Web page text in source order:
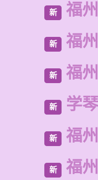
新 福
新 福
新 福
新 学
新 福
新 福